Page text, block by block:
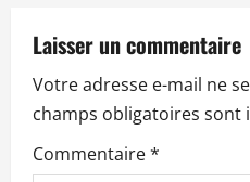
i
o
n
Laisser un commentaire
Votre adresse e-mail ne
champs obligatoires sont
Commentaire*